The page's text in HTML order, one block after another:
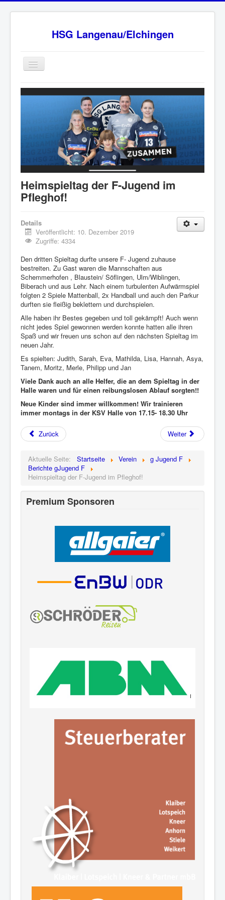
HSG Langenau/Elchingen
Home
BW Oberliga Staffel 2
Sponsoren
HSG - Fanshop
News
Ansprechpartner
Heimspieltag der F-Jugend im
Pfleghof!
Details
Veröffentlicht: 10. Dezember 2019
Zugriffe: 4334
Den dritten Spieltag durfte unsere F- Jugend zuhause
bestreiten. Zu Gast waren die Mannschaften aus
Schemmerhofen , Blaustein/ Söflingen, Ulm/Wiblingen,
Biberach und aus Lehr. Nach einem turbulenten Aufwärmspiel
folgten 2 Spiele Mattenball, 2x Handball und auch den Parkur
durften sie fleißig beklettern und durchspielen.
Alle haben ihr Bestes gegeben und toll gekämpft! Auch wenn
nicht jedes Spiel gewonnen werden konnte hatten alle ihren
Spaß und wir freuen uns schon auf den nächsten Spieltag im
neuen Jahr.
Es spielten: Judith, Sarah, Eva, Mathilda, Lisa, Hannah, Asya,
Tanem, Moritz, Merle, Philipp und Jan
Viele Dank auch an alle Helfer, die an dem Spieltag in der
Halle waren und für einen reibungslosen Ablauf sorgten!!
Neue Kinder sind immer willkommen! Wir trainieren
immer montags in der KSV Halle von 17.15- 18.30 Uhr
Zurück Weiter
Aktuelle Seite: Startseite Verein
g Jugend F
Berichte gJugend F
Heimspieltag der F-Jugend im Pfleghof!
Premium Sponsoren